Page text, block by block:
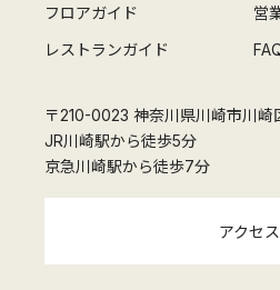
フロアガイド
営
レストランガイド
〒210-0023 神奈川県川崎市川崎
JR川崎駅から徒歩5分
京急川崎駅から徒歩7分
アクセス